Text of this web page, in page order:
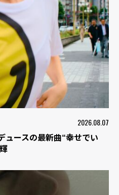
2026.08.07
ュースの最新曲“幸せでい